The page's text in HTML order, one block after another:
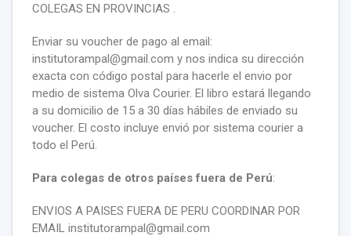
COLEGAS EN PROVINCIAS .
Enviar su voucher de pago al email:
institutorampal@gmail.com y nos indica su dirección
exacta con código postal para hacerle el envio por
medio de sistema Olva Courier. El libro estará llegando
a su domicilio de 15 a 30 días hábiles de enviado su
voucher. El costo incluye envió por sistema courier a
todo el Perú.
Para colegas de otros países fuera de Perú:
ENVIOS A PAISES FUERA DE PERU COORDINAR POR
EMAIL institutorampal@gmail.com